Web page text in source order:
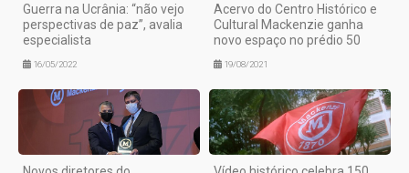
Guerra na Ucrânia: “não vejo
perspectivas de paz”, avalia
especialista
16/05/2022
Acervo do Centro Histórico e
Cultural Mackenzie ganha
novo espaço no prédio 50
19/08/2021